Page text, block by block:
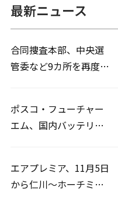
最新ニュース
合同捜査本部、中央選
管委など9カ所を再度家
ポスコ・フューチャー
エム、国内バッテリー
エアプレミア、11月5日
から仁川〜ホーチミン